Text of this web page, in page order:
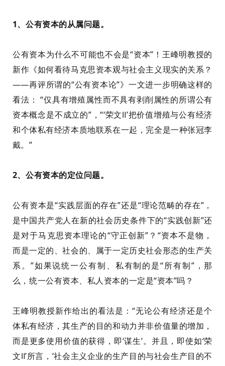
1、公有资本的从属问题。
公有资本为什么不可能也不会是“资本”！ 王峰明教授的
新作 《如何看待马克思资本观与社会主义现实的关系？
——再评所谓的“公有资本论”》 一文进一步明确这样的
看法： “仅具有增殖属性而不具有剥削属性的所谓公有
资本概念是不成立的”，“‘荣文Ⅱ’把价值增殖与公有经济
和个体私有经济本质地联系在一起，完全是一种张冠李
戴。”
2、公有资本的定位问题。
公有资本是“实践层面的存在”还是“理论范畴的存在”，
是中国共产党人在新的社会历史条件下的“实践创新”还
是对于马克思资本理论的“守正创新”？ “资本不是物，
而是一定的、社会的、属于一定历史社会形态的生产关
系。”如果说统一公有制、私有制的是“所有制”，那
么，统一公有资本、私人资本的一定是“资本”吗？
王峰明教授新作给出的看法是：“无论公有经济还是个
体私有经济，其生产的目的和动力并非价值量的增加，
而是更多使用价值的获得 ， 即‘谋生’。并且，即使如‘荣
文Ⅱ’所言，‘社会主义企业的生产目的与社会生产目的不